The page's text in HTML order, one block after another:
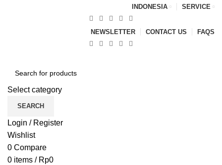
INDONESIA SERVICE
NEWSLETTER CONTACT US FAQS
Select category
SEARCH
Login / Register
Wishlist
0 Compare
0 items / Rp0